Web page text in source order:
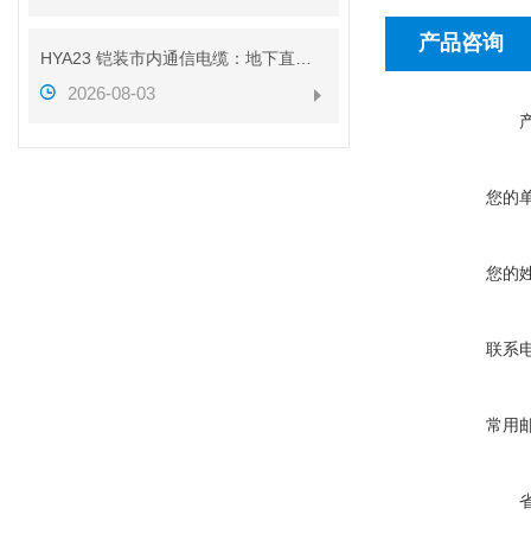
2026-08-03
产品咨询
您的
您的
联系
常用